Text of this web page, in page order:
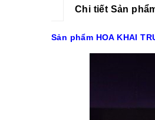
Chi tiết Sản
Sản phẩm HOA KHAI